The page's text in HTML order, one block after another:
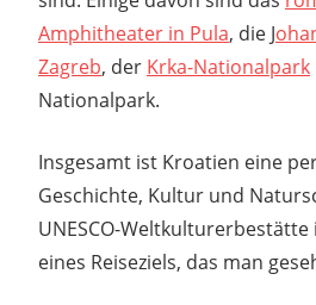
Amphitheater in Pula, die J
Zagreb, der Krka-Nationalpark
Nationalpark.
Insgesamt ist Kroatien eine
Geschichte, Kultur und
UNESCO-
eines Reiseziels, das man